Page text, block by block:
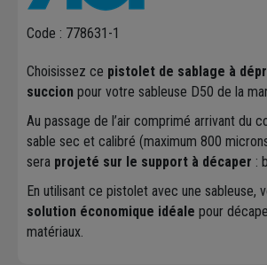
Code : 778631-1
Choisissez ce pistolet de sablage à
succion pour votre sableuse D50 de la
Au passage de l’air comprimé arrivant du
sable sec et calibré (maximum 800
sera projeté sur le support à décaper :
En utilisant ce pistolet avec une sableuse,
solution économique idéale pour
matériaux.